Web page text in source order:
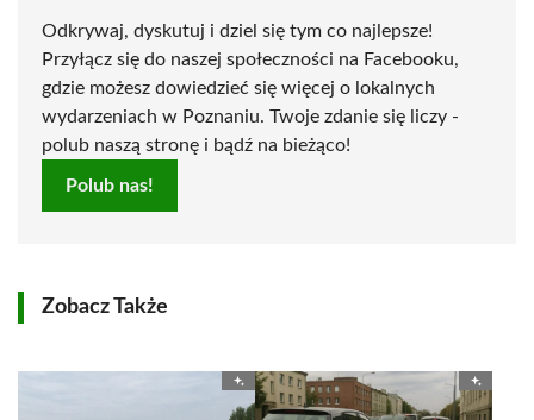
Odkrywaj, dyskutuj i dziel się tym co najlepsze!
Przyłącz się do naszej społeczności na Facebooku,
gdzie możesz dowiedzieć się więcej o lokalnych
wydarzeniach w Poznaniu. Twoje zdanie się liczy -
polub naszą stronę i bądź na bieżąco!
Polub nas!
Zobacz Także